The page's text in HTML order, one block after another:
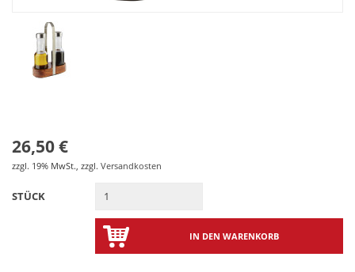
26,50 €
zzgl. 19% MwSt., zzgl. Versandkosten
STÜCK
IN DEN WARENKORB